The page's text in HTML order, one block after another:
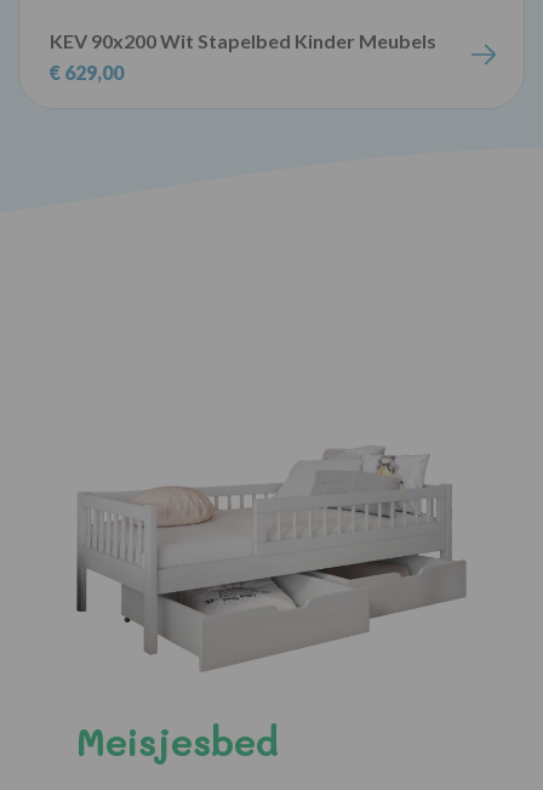
KEV 90x200 Wit Stapelbed Kinder Meubels
€ 629,00
Meisjesbed